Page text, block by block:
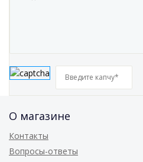
О магазине
Контакты
Вопросы-ответы